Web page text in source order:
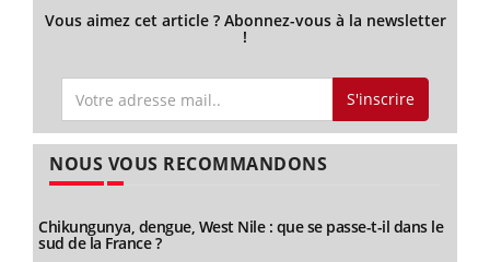
Vous aimez cet article ? Abonnez-vous à la newsletter
!
S'inscrire
NOUS VOUS RECOMMANDONS
Chikungunya, dengue, West Nile : que se passe-t-il dans le
sud de la France ?